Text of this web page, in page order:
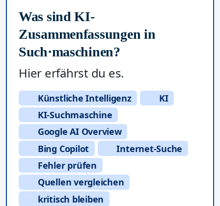
Was sind KI-
Zusammenfassungen in
Such·maschinen?
Hier erfährst du es.
Künstliche Intelligenz
KI
KI-Suchmaschine
Google AI Overview
Bing Copilot
Internet-Suche
Fehler prüfen
Quellen vergleichen
kritisch bleiben